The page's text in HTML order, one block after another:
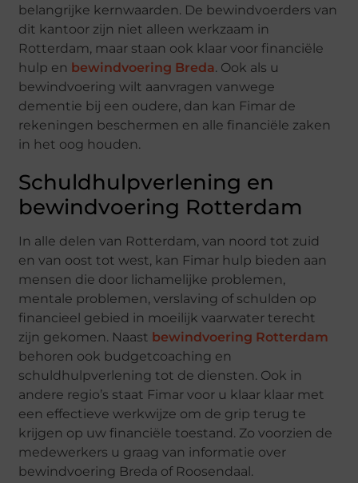
belangrijke kernwaarden. De bewindvoerders van
dit kantoor zijn niet alleen werkzaam in
Rotterdam, maar staan ook klaar voor financiële
hulp en bewindvoering Breda. Ook als u
bewindvoering wilt aanvragen vanwege
dementie bij een oudere, dan kan Fimar de
rekeningen beschermen en alle financiële zaken
in het oog houden.
Schuldhulpverlening en
bewindvoering Rotterdam
In alle delen van Rotterdam, van noord tot zuid
en van oost tot west, kan Fimar hulp bieden aan
mensen die door lichamelijke problemen,
mentale problemen, verslaving of schulden op
financieel gebied in moeilijk vaarwater terecht
zijn gekomen. Naast bewindvoering Rotterdam
behoren ook budgetcoaching en
schuldhulpverlening tot de diensten. Ook in
andere regio’s staat Fimar voor u klaar klaar met
een effectieve werkwijze om de grip terug te
krijgen op uw financiële toestand. Zo voorzien de
medewerkers u graag van informatie over
bewindvoering Breda of Roosendaal.